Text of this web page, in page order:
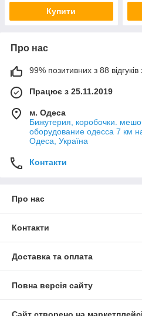
Купити
Про нас
99% позитивних з 88 відгуків
Працює з 25.11.2019
м. Одеса
Бижутерия, коробочки.
оборудование одесса 7 км
Одеса, Україна
Контакти
Про нас
Контакти
Доставка та оплата
Повна версія сайту